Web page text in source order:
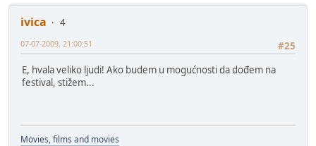
ivica
4
#25
07-07-2009, 21:00:51
E, hvala veliko ljudi! Ako budem u mogućnosti da dođem na
festival, stižem...
Movies, films and movies